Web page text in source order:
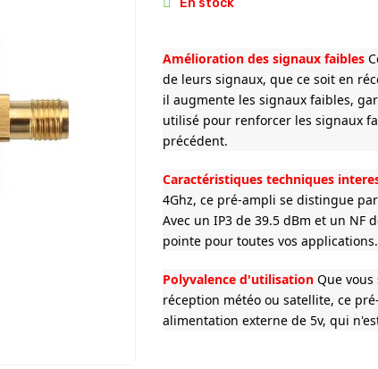
En stock
Amélioration des signaux faibles
de leurs signaux, que ce soit en
il augmente les signaux faibles,
utilisé pour renforcer les signaux
précédent.
Caractéristiques techniques
4Ghz, ce pré-ampli se distingue
Avec un IP3 de 39.5 dBm et un NF
pointe pour toutes vos applications.
Polyvalence d'utilisationQue vous
réception météo ou satellite, ce
alimentation externe de 5v, qui